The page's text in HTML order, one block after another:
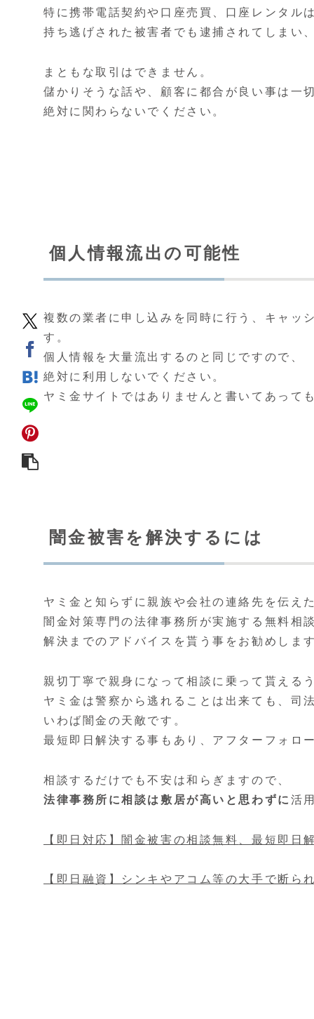
特に携帯電話契約や口座売買、口座レンタル
持ち逃げされた被害者でも逮捕されてしまい
まともな取引はできません。
儲かりそうな話や、顧客に都合が良い事は一
絶対に関わらないでください。
個人情報流出の可能性
複数の業者に申し込みを同時に行う、キャッ
す。
個人情報を大量流出するのと同じですので、
絶対に利用しないでください。
ヤミ金サイトではありませんと書いてあって
闇金被害を解決するには
ヤミ金と知らずに親族や会社の連絡先を伝え
闇金対策専門の法律事務所が実施する無料相談
解決までのアドバイスを貰う事をお勧めします
親切丁寧で親身になって相談に乗って貰える
ヤミ金は警察から逃れることは出来ても、司
いわば闇金の天敵です。
最短即日解決する事もあり、アフターフォロ
相談するだけでも不安は和らぎますので、
法律事務所に相談は敷居が高いと思わずに 活
【即日対応】 闇金被害の相談無料 、最短即日
【即日融資】シンキやアコム等の大手で断ら